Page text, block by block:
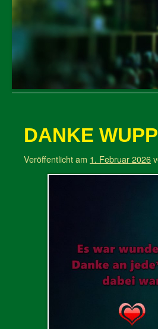
DANKE
Veröffentlicht am 1. Februar 2026